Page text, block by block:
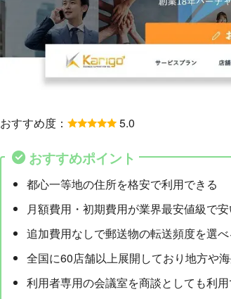
おすすめ度： 5.0
おすすめポイント
都心一等地の住所を格安で利用できる
月額費用・初期費用が業界最安値級で
追加費用なしで郵送物の転送頻度を選べ
全国に60店舗以上展開しており地方や
利用者専用の会議室を商談としても利